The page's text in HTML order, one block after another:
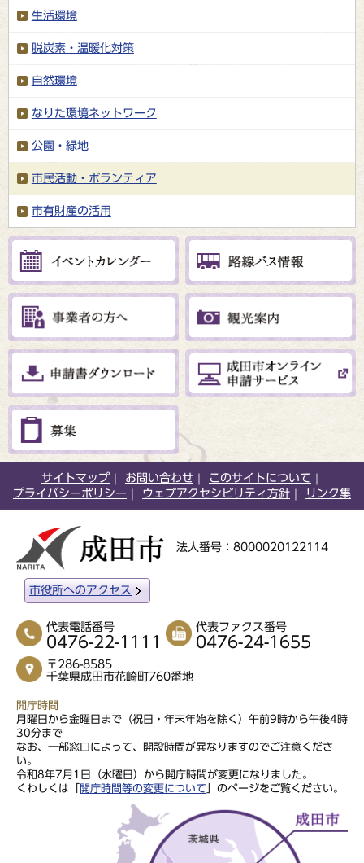
生活環境
脱炭素・温暖化対策
自然環境
なりた環境ネットワーク
公園・緑地
市民活動・ボランティア
市有財産の活用
サイトマップ お問い合わせ
このサイトについて
プライバシーポリシー
ウェブアクセシビリティ方針 リンク集
法人番号：8000020122114
市役所へのアクセス
代表電話番号
0476-22-1111
代表ファクス番号
0476-24-1655
〒286-8585
千葉県成田市花崎町760番地
開庁時間
月曜日から金曜日まで（祝日・年末年始を除く）午前9時から午後4時
30分まで
なお、一部窓口によって、開設時間が異なりますのでご注意くださ
い。
令和8年7月1日（水曜日）から開庁時間が変更になりました。
くわしくは「
開庁時間等の変更について 」のページをご覧ください。